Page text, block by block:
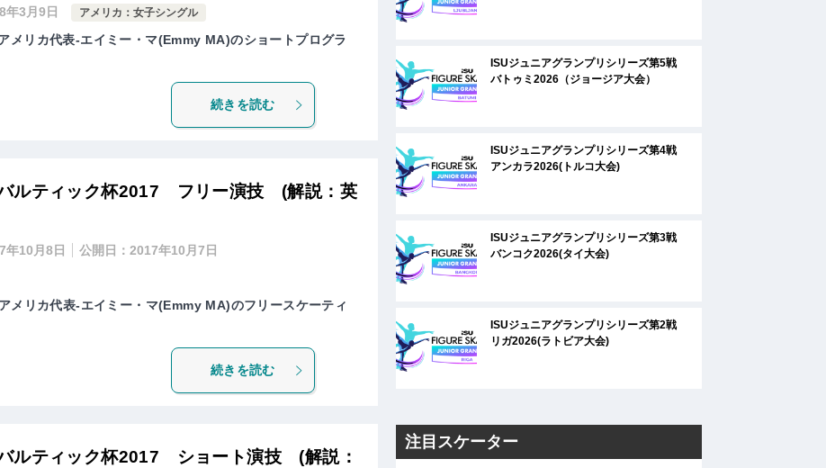
年3月9日 アメリカ：女子シングル
メリカ代表-エイミー・マ(Emmy MA)のショートプログラ
続きを読む
ルティック杯2017 フリー演技 (解説：英
年10月8日 公開日：2017年10月7日
メリカ代表-エイミー・マ(Emmy MA)のフリースケーティ
続きを読む
ルティック杯2017 ショート演技 (解説：
ISUジュニアグランプリシリーズ第5戦
バトゥミ2026（ジョージア大会）
ISUジュニアグランプリシリーズ第4戦
アンカラ2026(トルコ大会)
ISUジュニアグランプリシリーズ第3戦
バンコク2026(タイ大会)
ISUジュニアグランプリシリーズ第2戦
リガ2026(ラトビア大会)
注目スケーター